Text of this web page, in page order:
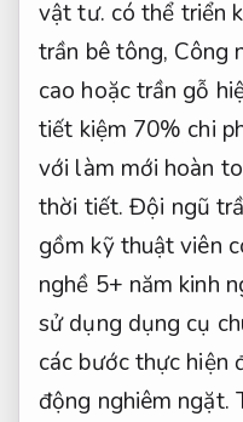
vật tư. có thể triển
trần bê tông, Công
cao hoặc trần gỗ
tiết kiệm 70% chi
với làm mới hoàn
thời tiết. Đội ngũ
gồm kỹ thuật viên
nghề 5+ năm kinh
sử dụng dụng cụ
các bước thực hiện
động nghiêm ngặt.